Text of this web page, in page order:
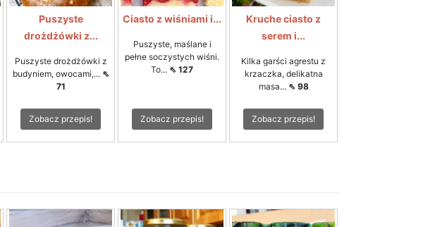
Puszyste
drożdżówki z...
Puszyste drożdżówki z
budyniem, owocami,... ⇖
71
Zobacz przepis!
Ciasto z wiśniami i...
Puszyste, maślane i
pełne soczystych wiśni.
To... ⇖ 127
Zobacz przepis!
Kruche ciasto z
serem i...
Kilka garści agrestu z
krzaczka, delikatna
masa... ⇖ 98
Zobacz przepis!